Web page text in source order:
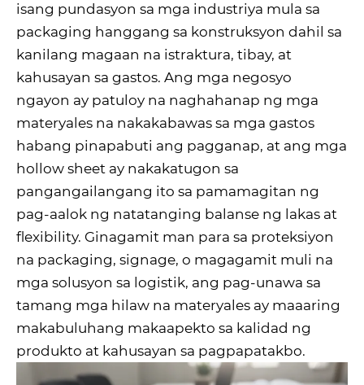
isang pundasyon sa mga industriya mula sa
packaging hanggang sa konstruksyon dahil sa
kanilang magaan na istraktura, tibay, at
kahusayan sa gastos. Ang mga negosyo
ngayon ay patuloy na naghahanap ng mga
materyales na nakakabawas sa mga gastos
habang pinapabuti ang pagganap, at ang mga
hollow sheet ay nakakatugon sa
pangangailangang ito sa pamamagitan ng
pag-aalok ng natatanging balanse ng lakas at
flexibility. Ginagamit man para sa proteksiyon
na packaging, signage, o magagamit muli na
mga solusyon sa logistik, ang pag-unawa sa
tamang mga hilaw na materyales ay maaaring
makabuluhang makaapekto sa kalidad ng
produkto at kahusayan sa pagpapatakbo.